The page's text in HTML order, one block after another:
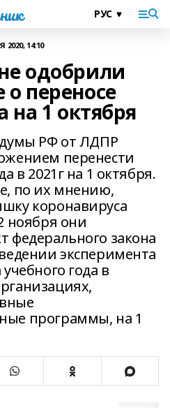
2020, 14:10
одобрили
переносе
на 1 октября
РФ от ЛДПР
перенести
в 2021г на 1 октября.
по их мнению,
коронавируса
ноября они
федерального закона
эксперимента
года в
программы, на 1